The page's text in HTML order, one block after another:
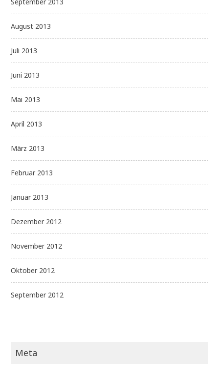
August 2013
Juli 2013
Juni 2013
Mai 2013
April 2013
März 2013
Februar 2013
Januar 2013
Dezember 2012
November 2012
Oktober 2012
September 2012
Meta